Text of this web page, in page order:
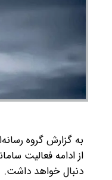
به گزارش گروه
از ادامه فعالیت
دنبال خواهد داشت.